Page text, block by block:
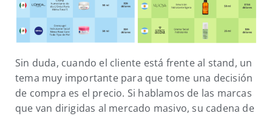
Sin duda, cuando el cliente está frente al stand, un
tema muy importante para que tome una decisión
de compra es el precio. Si hablamos de las marcas
que van dirigidas al mercado masivo, su cadena de